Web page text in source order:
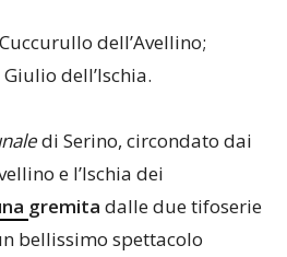
dell’Avellino;
dell’Ischia.
di Serino, circondato dai
e l’Ischia dei
gremita dalle due tifoserie
bellissimo spettacolo